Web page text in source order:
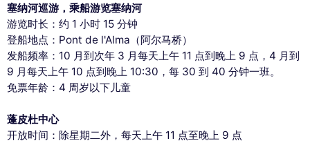
塞纳河巡游，乘船游览塞纳河
游览时长：约 1 小时 15 分钟
登船地点：Pont de l'Alma（阿尔马桥）
发船频率：10 月到次年 3 月每天上午 11 点到晚上 9 点，4 月到
9 月每天上午 10 点到晚上 10:30，每 30 到 40 分钟一班。
免票年龄：4 周岁以下儿童
蓬皮杜中心
开放时间：除星期二外，每天上午 11 点至晚上 9 点